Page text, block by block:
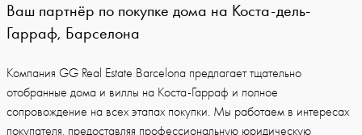
Ваш партнёр по покупке дома на Коста-дель-
Гарраф, Барселона
Компания GG Real Estate Barcelona предлагает тщательно
отобранные дома и виллы на Коста-Гарраф и полное
сопровождение на всех этапах покупки. Мы работаем в интересах
покупателя, предоставляя профессиональную юридическую